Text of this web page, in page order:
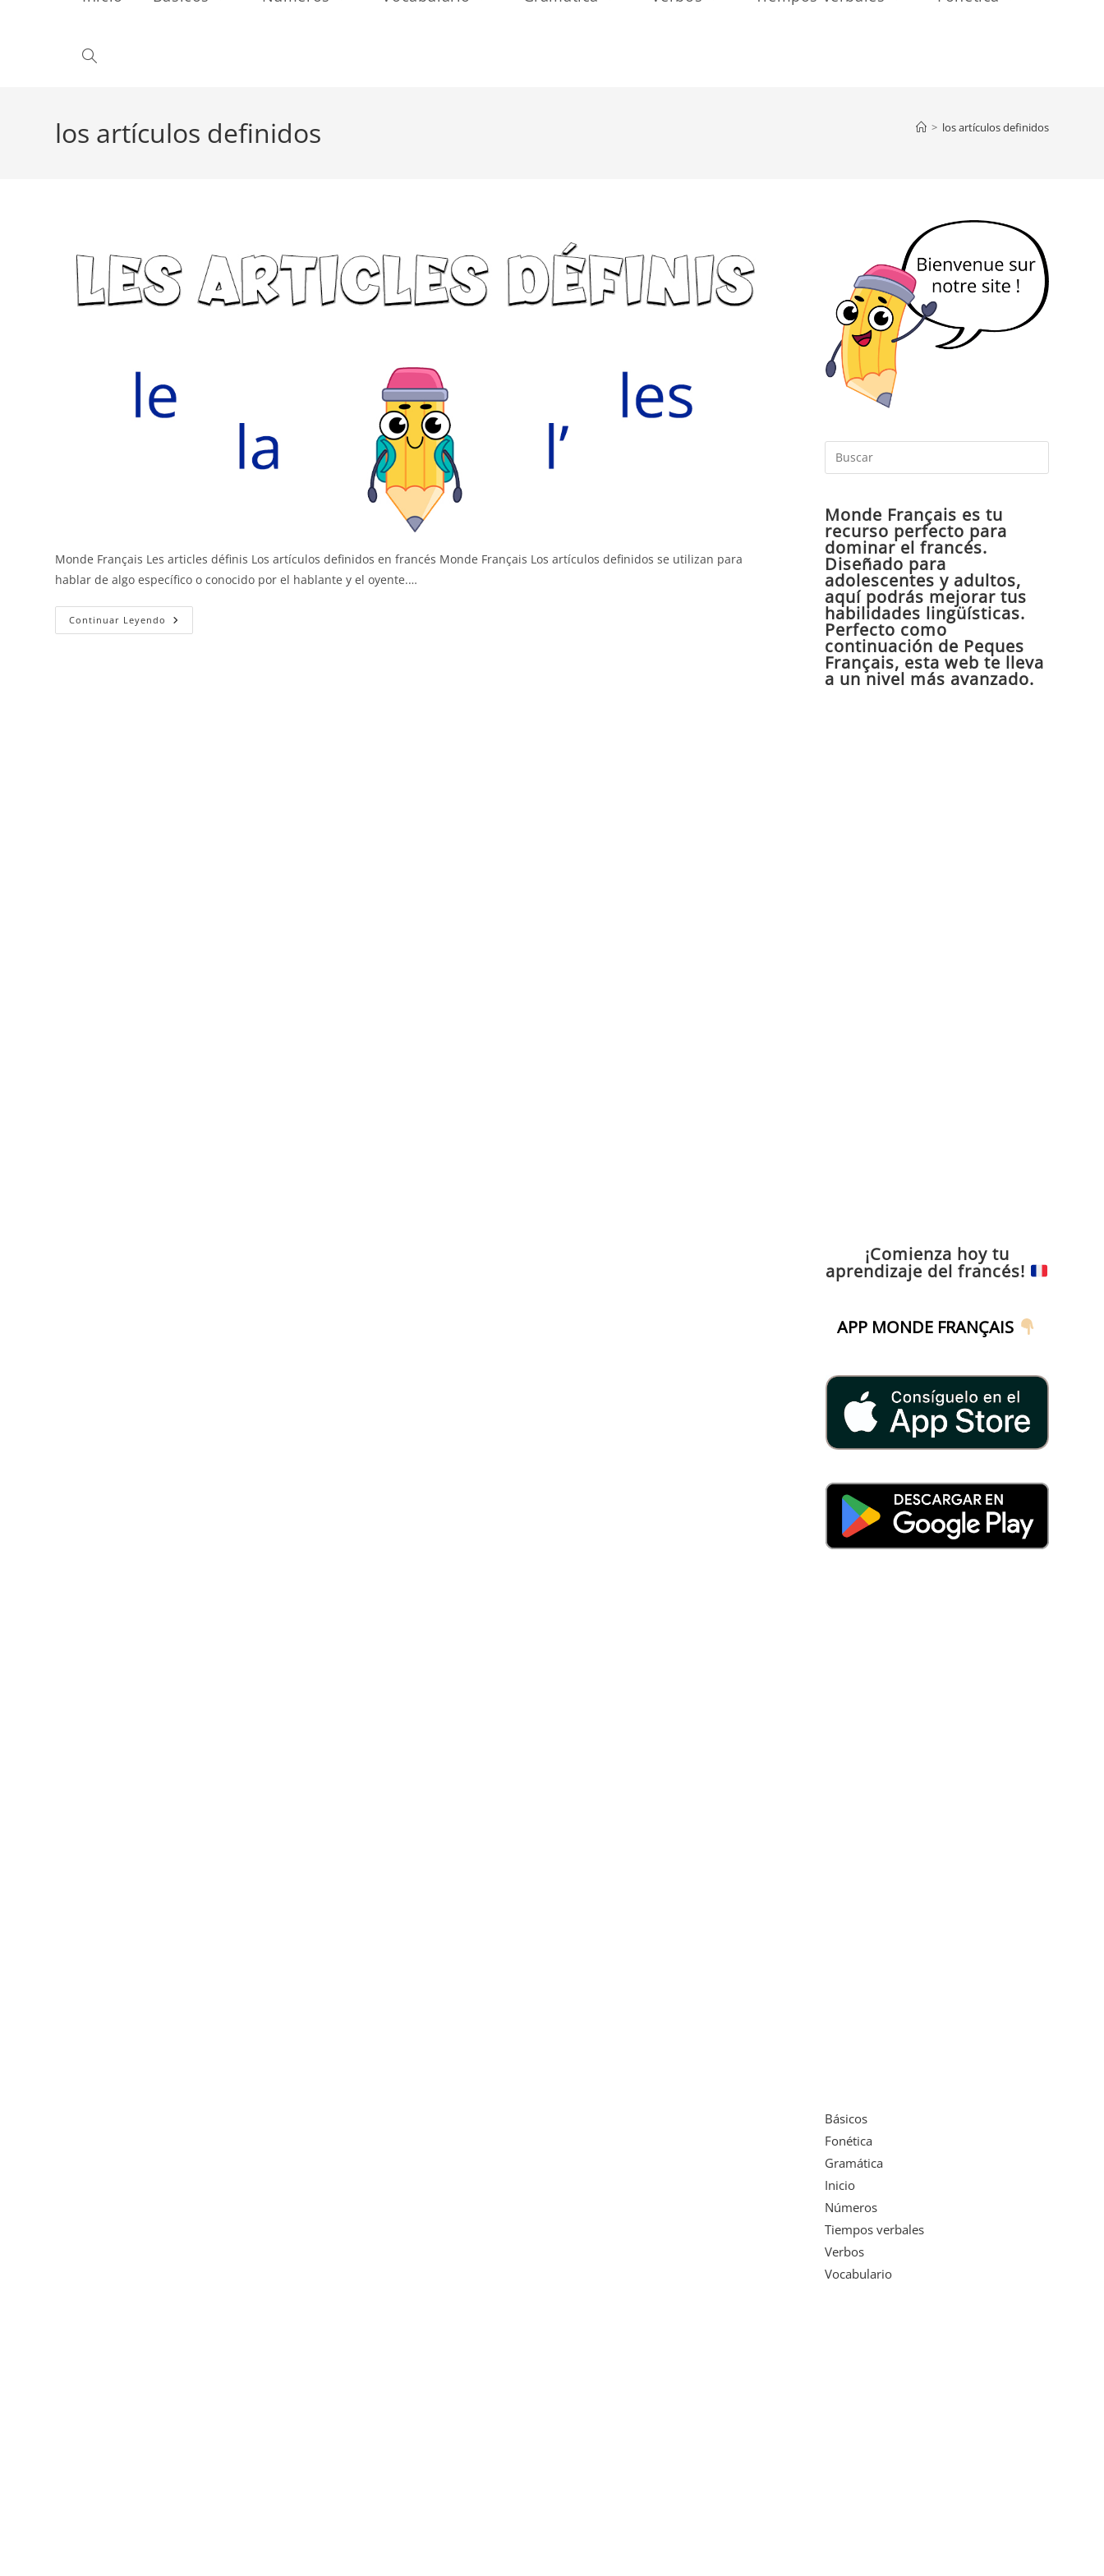
Alternar
web
los artículos definidos > los artículos definidos
Monde Français Les articles définis Los artículos definidos en francés Monde Français Los artículos definidos se utilizan para
hablar de algo específico o conocido por el hablante y el oyente.…
Continuar Leyendo Los
Artículos
Escape
Monde Français es tu
recurso perfecto para
dominar el francés.
Diseñado para
adolescentes y adultos,
aquí podrás mejorar tus
habilidades lingüísticas.
Perfecto como
continuación de Peques
Français, esta web te lleva
a un nivel más avanzado.
¡Comienza hoy tu
aprendizaje del francés!
APP MONDE FRANÇAIS
Básicos
Fonética
Gramática
Inicio
Números
Tiempos verbales
Verbos
Vocabulario